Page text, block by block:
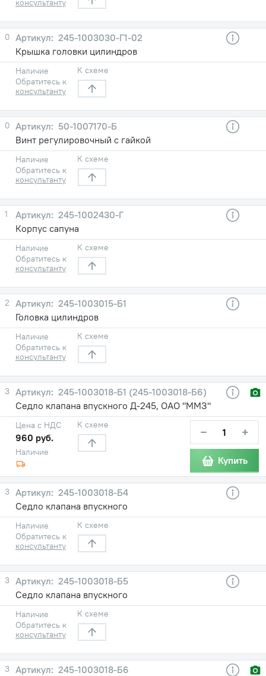
консультанту
0
245-1003030-Г1-02
Крышка головки цилиндров
Наличие
Обратитесь к
консультанту
К схеме
0
50-1007170-Б
Винт регулировочный с гайкой
Наличие
Обратитесь к
консультанту
К схеме
1
245-1002430-Г
Корпус сапуна
Наличие
Обратитесь к
консультанту
К схеме
2
245-1003015-Б1
Головка цилиндров
Наличие
Обратитесь к
консультанту
К схеме
3
245-1003018-Б1 (245-1003018-Б6)
Седло клапана впускного Д-245, ОАО "ММЗ"
Наличие
Цена с НДС
960 руб.
К схеме − +
Купить
3
245-1003018-Б4
Седло клапана впускного
Наличие
Обратитесь к
консультанту
К схеме
3
245-1003018-Б5
Седло клапана впускного
Наличие
Обратитесь к
консультанту
К схеме
3
245-1003018-Б6